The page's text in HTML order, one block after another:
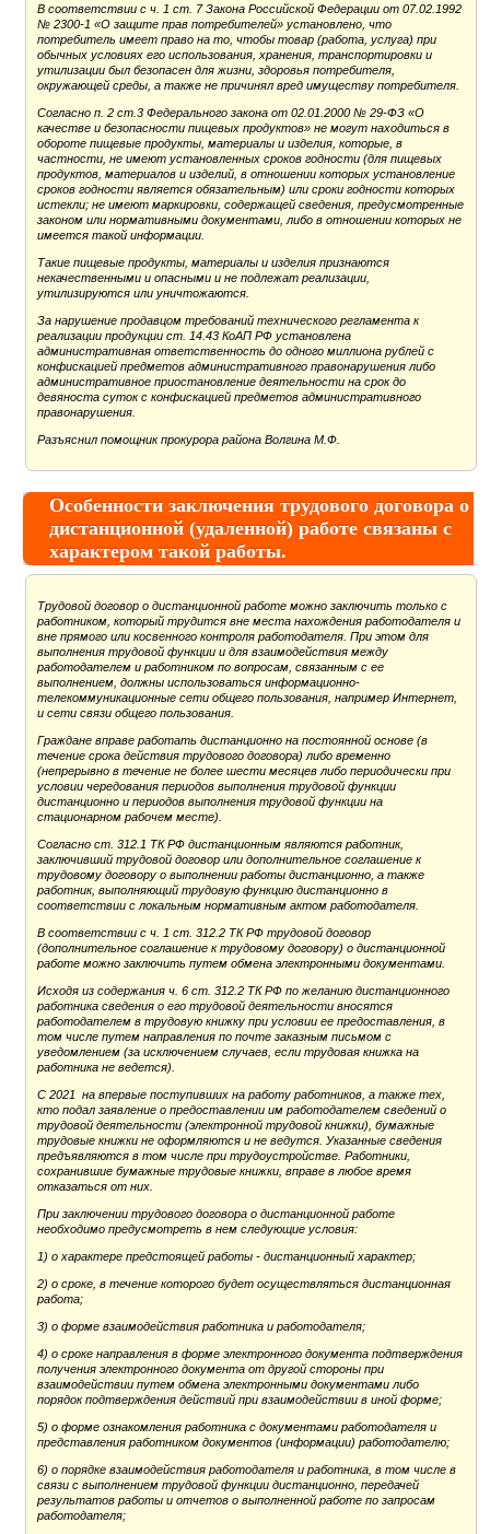
В соответствии с ч. 1 ст. 7 Закона Российской Федерации от 07.02.1992
№ 2300-1 «О защите прав потребителей» установлено, что
потребитель имеет право на то, чтобы товар (работа, услуга) при
обычных условиях его использования, хранения, транспортировки и
утилизации был безопасен для жизни, здоровья потребителя,
окружающей среды, а также не причинял вред имуществу потребителя.
Согласно п. 2 ст.3 Федерального закона от 02.01.2000 № 29-ФЗ «О
качестве и безопасности пищевых продуктов» не могут находиться в
обороте пищевые продукты, материалы и изделия, которые, в
частности, не имеют установленных сроков годности (для пищевых
продуктов, материалов и изделий, в отношении которых установление
сроков годности является обязательным) или сроки годности которых
истекли; не имеют маркировки, содержащей сведения, предусмотренные
законом или нормативными документами, либо в отношении которых не
имеется такой информации.
Такие пищевые продукты, материалы и изделия признаются
некачественными и опасными и не подлежат реализации,
утилизируются или уничтожаются.
За нарушение продавцом требований технического регламента к
реализации продукции ст. 14.43 КоАП РФ установлена
административная ответственность до одного миллиона рублей с
конфискацией предметов административного правонарушения либо
административное приостановление деятельности на срок до
девяноста суток с конфискацией предметов административного
правонарушения.
Разъяснил помощник прокурора района Волгина М.Ф.
Особенности заключения трудового договора о
дистанционной (удаленной) работе связаны с
характером такой работы.
Трудовой договор о дистанционной работе можно заключить только с
работником, который трудится вне места нахождения работодателя и
вне прямого или косвенного контроля работодателя. При этом для
выполнения трудовой функции и для взаимодействия между
работодателем и работником по вопросам, связанным с ее
выполнением, должны использоваться информационно-
телекоммуникационные сети общего пользования, например Интернет,
и сети связи общего пользования.
Граждане вправе работать дистанционно на постоянной основе (в
течение срока действия трудового договора) либо временно
(непрерывно в течение не более шести месяцев либо периодически при
условии чередования периодов выполнения трудовой функции
дистанционно и периодов выполнения трудовой функции на
стационарном рабочем месте).
Согласно ст. 312.1 ТК РФ дистанционным являются работник,
заключивший трудовой договор или дополнительное соглашение к
трудовому договору о выполнении работы дистанционно, а также
работник, выполняющий трудовую функцию дистанционно в
соответствии с локальным нормативным актом работодателя.
В соответствии с ч. 1 ст. 312.2 ТК РФ трудовой договор
(дополнительное соглашение к трудовому договору) о дистанционной
работе можно заключить путем обмена электронными документами.
Исходя из содержания ч. 6 ст. 312.2 ТК РФ по желанию дистанционного
работника сведения о его трудовой деятельности вносятся
работодателем в трудовую книжку при условии ее предоставления, в
том числе путем направления по почте заказным письмом с
уведомлением (за исключением случаев, если трудовая книжка на
работника не ведется).
С 2021 на впервые поступивших на работу работников, а также тех,
кто подал заявление о предоставлении им работодателем сведений о
трудовой деятельности (электронной трудовой книжки), бумажные
трудовые книжки не оформляются и не ведутся. Указанные сведения
предъявляются в том числе при трудоустройстве. Работники,
сохранившие бумажные трудовые книжки, вправе в любое время
отказаться от них.
При заключении трудового договора о дистанционной работе
необходимо предусмотреть в нем следующие условия:
1) о характере предстоящей работы - дистанционный характер;
2) о сроке, в течение которого будет осуществляться дистанционная
работа;
3) о форме взаимодействия работника и работодателя;
4) о сроке направления в форме электронного документа подтверждения
получения электронного документа от другой стороны при
взаимодействии путем обмена электронными документами либо
порядок подтверждения действий при взаимодействии в иной форме;
5) о форме ознакомления работника с документами работодателя и
представления работником документов (информации) работодателю;
6) о порядке взаимодействия работодателя и работника, в том числе в
связи с выполнением трудовой функции дистанционно, передачей
результатов работы и отчетов о выполненной работе по запросам
работодателя;